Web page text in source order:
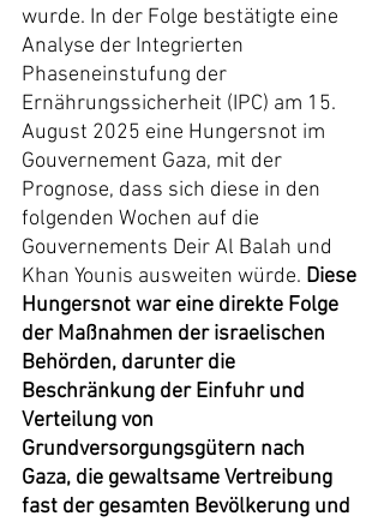
wurde. In der Folge bestätigte eine
Analyse der Integrierten
Phaseneinstufung der
Ernährungssicherheit (IPC) am 15.
August 2025 eine Hungersnot im
Gouvernement Gaza, mit der
Prognose, dass sich diese in den
folgenden Wochen auf die
Gouvernements Deir Al Balah und
Khan Younis ausweiten würde. Diese
Hungersnot war eine direkte Folge
der Maßnahmen der israelischen
Behörden, darunter die
Beschränkung der Einfuhr und
Verteilung von
Grundversorgungsgütern nach
Gaza, die gewaltsame Vertreibung
fast der gesamten Bevölkerung und